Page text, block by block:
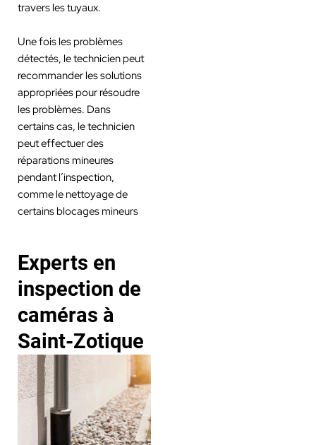
travers les tuyaux.
Une fois les problèmes
détectés, le technicien peut
recommander les solutions
appropriées pour résoudre
les problèmes. Dans
certains cas, le technicien
peut effectuer des
réparations mineures
pendant l’inspection,
comme le nettoyage de
certains blocages mineurs
Experts en
inspection de
caméras à
Saint-Zotique